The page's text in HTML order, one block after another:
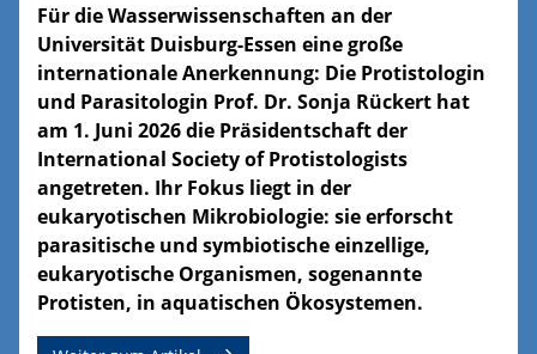
Für die Wasserwissenschaften an der
Universität Duisburg-Essen eine große
internationale Anerkennung: Die Protistologin
und Parasitologin Prof. Dr. Sonja Rückert hat
am 1. Juni 2026 die Präsidentschaft der
International Society of Protistologists
angetreten. Ihr Fokus liegt in der
eukaryotischen Mikrobiologie: sie erforscht
parasitische und symbiotische einzellige,
eukaryotische Organismen, sogenannte
Protisten, in aquatischen Ökosystemen.